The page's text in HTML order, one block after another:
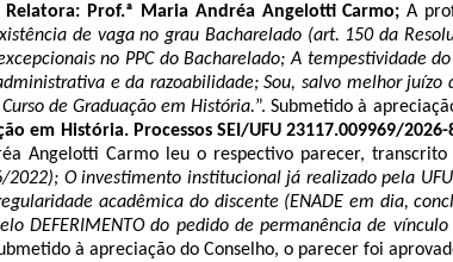
Relatora: Prof.ª Maria Andréa Angelotti Carmo;A
de vaga no grau Bacharelado (art. 150 da
no PPC do Bacharelado; A tempestividade
e da razoabilidade; Sou, salvo melhor juízo
de Graduação em História.”. Submetido à
em História. Processos SEI/UFU 23117.009969/
Angelotti Carmo leu o respectivo parecer, transcrito
O investimento institucional já realizado pela
acadêmica do discente (ENADE em dia,
DEFERIMENTO do pedido de permanência de
à apreciação do Conselho, o parecer foi